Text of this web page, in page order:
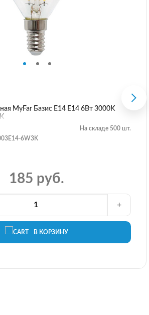
MyFar Базис E14 E14 6Вт 3000K
На складе 500 шт.
6W3K
185 руб.
В КОРЗИНУ
+